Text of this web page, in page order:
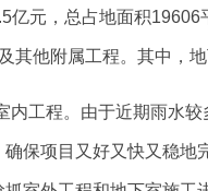
亿元，总占地面积
其他附属工程。其中，
内工程。由于近期雨水
保项目又好又快又稳地